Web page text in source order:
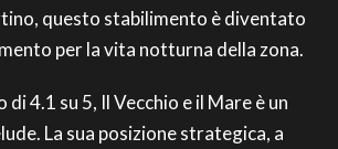
questo stabilimento è diventato
per la vita notturna della zona.
di 4.1 su 5, Il Vecchio e il Mare è un
La sua posizione strategica, a